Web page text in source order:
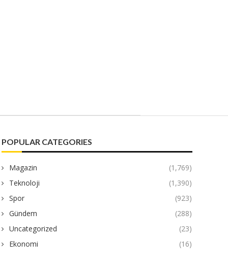
POPULAR CATEGORIES
Magazin
(1,769)
Teknoloji
(1,390)
Spor
(923)
Gündem
(288)
Uncategorized
(23)
Ekonomi
(16)